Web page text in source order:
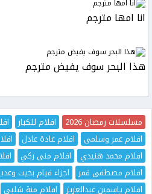
انا امها مترجم
هذا البحر سوف يفيض مترجم
مسلسلات رمضان 2026 افلام للكبار
افلام عمر وسلمى
افلام غادة عادل
افلام محمد هنيدي
افلام منى زكي
افلام مصطفى قمر
اجزاء فيام بخيت
افلام ياسمين عبدالعزيز
افلام منة شلبي